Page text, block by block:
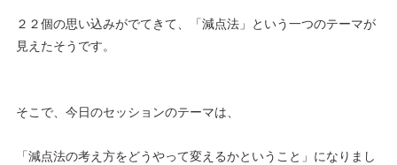
２２個の思い込みがでてきて、「減点法」という一つのテーマが
見えたそうです。
そこで、今日のセッションのテーマは、
「減点法の考え方をどうやって変えるかということ」になりまし